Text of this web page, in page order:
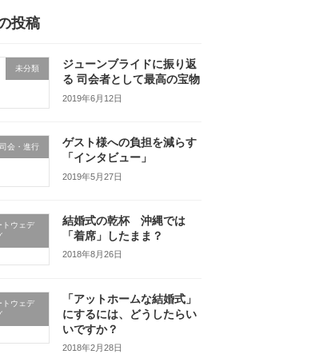
投稿
未分類
ジューンブライドに振り返
る 司会者として最高の宝物
2019年6月12日
司会・進行
ゲスト様への負担を減らす
「インタビュー」
2019年5月27日
トウェデ
結婚式の乾杯 沖縄では
「着席」したまま？
2018年8月26日
トウェデ
「アットホームな結婚式」
にするには、どうしたらい
いですか？
2018年2月28日